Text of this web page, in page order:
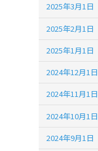
2025年3月1日
2025年2月1日
2025年1月1日
2024年12月1日
2024年11月1日
2024年10月1日
2024年9月1日